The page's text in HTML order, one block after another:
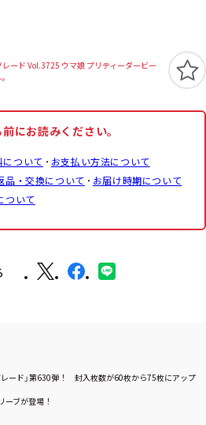
ード Vol.3725 ウマ娘 プリティーダービー
にお読みください。
について
お支払い方法について
品・交換について
お届け時期について
ついて
レード」第630弾！ 封入枚数が60枚から75枚にアップ
ーブが登場！